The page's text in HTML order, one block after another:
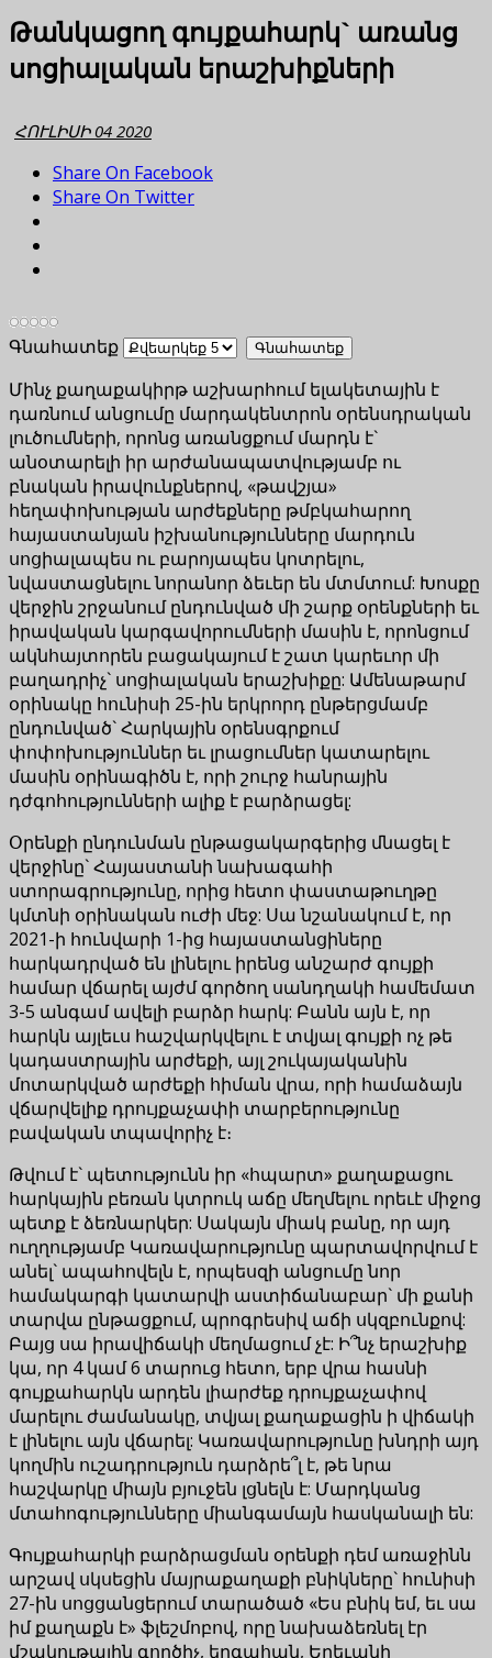
Թանկացող գույքահարկ` առանց
սոցիալական երաշխիքների
ՀՈՒԼԻՍԻ 04 2020
Share On Facebook
Share On Twitter
Գնահատեք
Մինչ քաղաքակիրթ աշխարհում ելակետային է
դառնում անցումը մարդակենտրոն օրենսդրական
լուծումների, որոնց առանցքում մարդն է`
անօտարելի իր արժանապատվությամբ ու
բնական իրավունքներով, «թավշյա»
հեղափոխության արժեքները թմբկահարող
հայաստանյան իշխանությունները մարդուն
սոցիալապես ու բարոյապես կոտրելու,
նվաստացնելու նորանոր ձեւեր են մտմտում: Խոսքը
վերջին շրջանում ընդունված մի շարք օրենքների եւ
իրավական կարգավորումների մասին է, որոնցում
ակնհայտորեն բացակայում է շատ կարեւոր մի
բաղադրիչ` սոցիալական երաշխիքը: Ամենաթարմ
օրինակը հունիսի 25-ին երկրորդ ընթերցմամբ
ընդունված` Հարկային օրենսգրքում
փոփոխություններ եւ լրացումներ կատարելու
մասին օրինագիծն է, որի շուրջ հանրային
դժգոհությունների ալիք է բարձրացել:
Օրենքի ընդունման ընթացակարգերից մնացել է
վերջինը` Հայաստանի նախագահի
ստորագրությունը, որից հետո փաստաթուղթը
կմտնի օրինական ուժի մեջ: Սա նշանակում է, որ
2021-ի հունվարի 1-ից հայաստանցիները
հարկադրված են լինելու իրենց անշարժ գույքի
համար վճարել այժմ գործող սանդղակի համեմատ
3-5 անգամ ավելի բարձր հարկ: Բանն այն է, որ
հարկն այլեւս հաշվարկվելու է տվյալ գույքի ոչ թե
կադաստրային արժեքի, այլ շուկայականին
մոտարկված արժեքի հիման վրա, որի համաձայն
վճարվելիք դրույքաչափի տարբերությունը
բավական տպավորիչ է։
Թվում է` պետությունն իր «հպարտ» քաղաքացու
հարկային բեռան կտրուկ աճը մեղմելու որեւէ միջոց
պետք է ձեռնարկեր: Սակայն միակ բանը, որ այդ
ուղղությամբ Կառավարությունը պարտավորվում է
անել` ապահովելն է, որպեսզի անցումը նոր
համակարգի կատարվի աստիճանաբար` մի քանի
տարվա ընթացքում, պրոգրեսիվ աճի սկզբունքով:
Բայց սա իրավիճակի մեղմացում չէ: Ի՞նչ երաշխիք
կա, որ 4 կամ 6 տարուց հետո, երբ վրա հասնի
գույքահարկն արդեն լիարժեք դրույքաչափով
մարելու ժամանակը, տվյալ քաղաքացին ի վիճակի
է լինելու այն վճարել: Կառավարությունը խնդրի այդ
կողմին ուշադրություն դարձրե՞լ է, թե նրա
հաշվարկը միայն բյուջեն լցնելն է: Մարդկանց
մտահոգությունները միանգամայն հասկանալի են:
Գույքահարկի բարձրացման օրենքի դեմ առաջինն
արշավ սկսեցին մայրաքաղաքի բնիկները` հունիսի
27-ին սոցցանցերում տարածած «Ես բնիկ եմ, եւ սա
իմ քաղաքն է» ֆլեշմոբով, որը նախաձեռնել էր
մշակութային գործիչ, երգահան, Երեւանի